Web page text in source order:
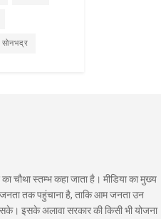
सोनभद्र
चौथा स्तम्भ कहा जाता है। मीडिया का मुख्य
तक पहुंचाना है, ताकि आम जनता उन
इसके अलावा सरकार की किसी भी योजना